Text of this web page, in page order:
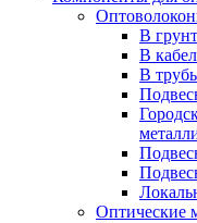
В грунт
В
В
Оптические